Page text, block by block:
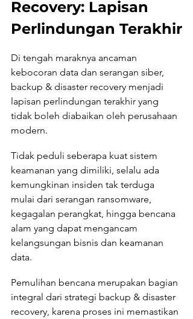
Recovery: Lapisan
Perlindungan Terakhir
Di tengah maraknya ancaman
kebocoran data dan serangan siber,
backup & disaster recovery menjadi
lapisan perlindungan terakhir yang
tidak boleh diabaikan oleh perusahaan
modern.
Tidak peduli seberapa kuat sistem
keamanan yang dimiliki, selalu ada
kemungkinan insiden tak terduga
mulai dari serangan ransomware,
kegagalan perangkat, hingga bencana
alam yang dapat mengancam
kelangsungan bisnis dan keamanan
data.
Pemulihan bencana merupakan bagian
integral dari strategi backup & disaster
recovery, karena proses ini memastikan